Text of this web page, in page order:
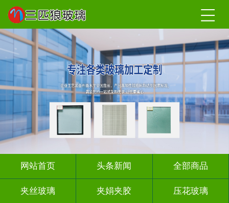
网站首页 头条新闻 全部商品
夹丝玻璃 夹娟夹胶 压花玻璃